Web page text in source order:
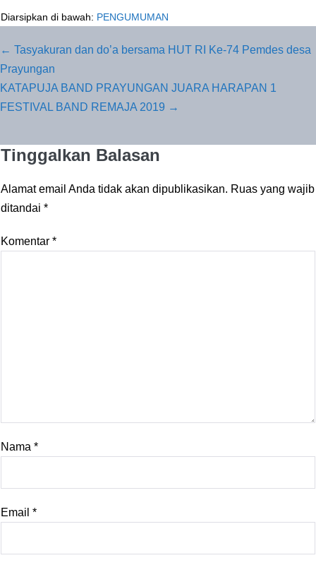
Diarsipkan di bawah: PENGUMUMAN
Navigasi
Tulisan
← Tasyakuran dan do’a bersama HUT RI Ke-74 Pemdes desa
Prayungan
KATAPUJA BAND PRAYUNGAN JUARA HARAPAN 1
FESTIVAL BAND REMAJA 2019 →
Tinggalkan Balasan
Alamat email Anda tidak akan dipublikasikan. Ruas yang wajib
ditandai *
Komentar *
Nama *
Email *